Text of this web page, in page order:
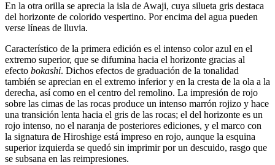
En la otra orilla se aprecia la isla de Awaji, cuya silueta gris destaca
del horizonte de colorido vespertino. Por encima del agua pueden
verse líneas de lluvia.
Característico de la primera edición es el intenso color azul en el
extremo superior, que se difumina hacia el horizonte gracias al
efecto bokashi. Dichos efectos de graduación de la tonalidad
también se aprecian en el extremo inferior y en la cresta de la ola a la
derecha, así como en el centro del remolino. La impresión de rojo
sobre las cimas de las rocas produce un intenso marrón rojizo y hace
una transición lenta hacia el gris de las rocas; el del horizonte es un
rojo intenso, no el naranja de posteriores ediciones, y el marco con
la signatura de Hiroshige está impreso en rojo, aunque la esquina
superior izquierda se quedó sin imprimir por un descuido, rasgo que
se subsana en las reimpresiones.